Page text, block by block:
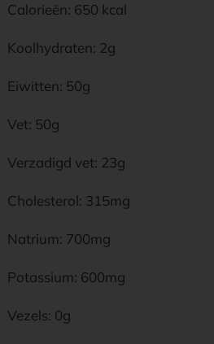
Calorieën: 650 kcal
Koolhydraten: 2g
Eiwitten: 50g
Vet: 50g
Verzadigd vet: 23g
Cholesterol: 315mg
Natrium: 700mg
Potassium: 600mg
Vezels: 0g